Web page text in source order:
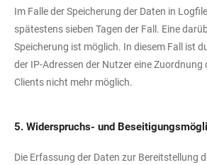
Im Falle der Speicherung der Daten in
spätestens sieben Tagen der Fall. Eine
Speicherung ist möglich. In diesem Fall ist
der IP-Adressen der Nutzer eine Zuordnung
Clients nicht mehr möglich.
5. Widerspruchs- und
Die Erfassung der Daten zur Bereitstellung